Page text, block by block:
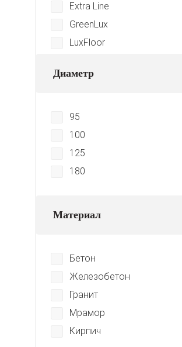
Extra Line
GreenLux
LuxFloor
Master Line Universal
ФАТ-С
Диаметр
95
100
125
180
Материал
Бетон
Железобетон
Гранит
Мрамор
Кирпич